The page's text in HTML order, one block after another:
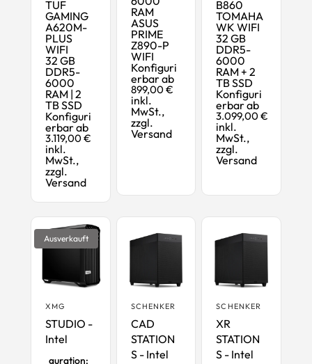
TUF
GAMING
A620M-
PLUS
WIFI
32 GB
DDR5-
6000
RAM | 2
TB SSD
Konfiguri
erbar ab
3.119,00 €
inkl.
MwSt.,
zzgl.
Versand
RAM
ASUS
PRIME
Z890-P
WIFI
Konfiguri
erbar ab
899,00 €
inkl.
MwSt.,
zzgl.
Versand
B860
TOMAHA
WK WIFI
32 GB
DDR5-
6000
RAM + 2
TB SSD
Konfiguri
erbar ab
3.099,00 €
inkl.
MwSt.,
zzgl.
Versand
Ausverkauft
XMG
STUDIO -
Intel
guration:
SCHENKER
CAD
STATION
S - Intel
SCHENKER
XR
STATION
S - Intel